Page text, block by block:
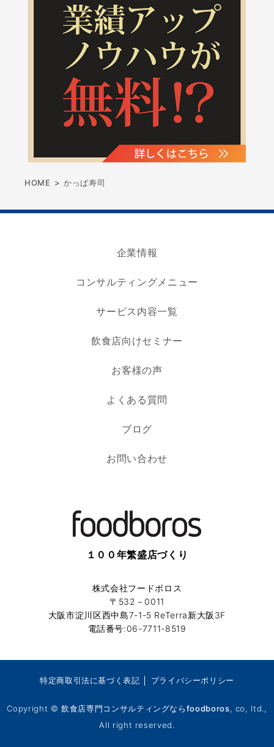
HOME > かっぱ寿司
企業情報
コンサルティングメニュー
サービス内容一覧
飲食店向けセミナー
お客様の声
よくある質問
ブログ
お問い合わせ
１００年繁盛店づくり
株式会社フードボロス
〒532－0011
大阪市淀川区西中島7-1-5 ReTerra新大阪3F
電話番号:06-7711-8519
特定商取引法に基づく表記 プライバシーポリシー
Copyright ©飲食店専門コンサルティングならfoodboros, co, ltd.,
All right reserved.